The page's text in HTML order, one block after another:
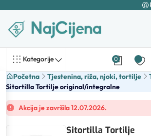
Kategorije 0
Početna Tjestenina, riža, njoki, tortilje
Sitortilla Tortilje original/integralne
Akcija je završila 12.07.2026.
Sitortilla Tortilje